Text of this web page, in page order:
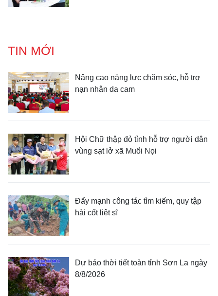
TIN MỚI
Nâng cao năng lực chăm sóc, hỗ trợ
nạn nhân da cam
Hội Chữ thập đỏ tỉnh hỗ trợ người dân
vùng sạt lở xã Muổi Nọi
Đẩy mạnh công tác tìm kiếm, quy tập
hài cốt liệt sĩ
Dự báo thời tiết toàn tỉnh Sơn La ngày
8/8/2026